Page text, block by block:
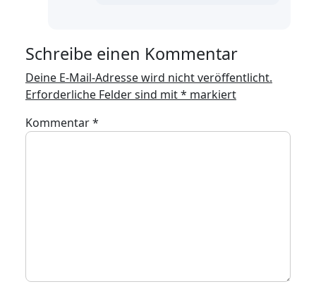
Schreibe einen Kommentar
Deine E-Mail-Adresse wird nicht veröffentlicht.
Erforderliche Felder sind mit* markiert
Kommentar*